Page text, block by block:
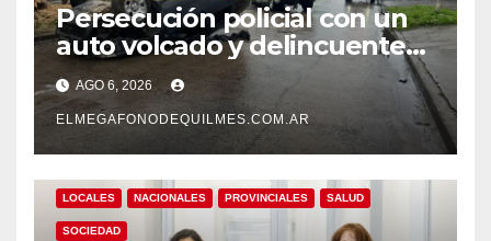
Persecución policial con un
auto volcado y delincuentes
detenidos en San Francisco
Solano
AGO 6, 2026
ELMEGAFONODEQUILMES.COM.AR
LOCALES NACIONALES PROVINCIALES SALUD
SOCIEDAD